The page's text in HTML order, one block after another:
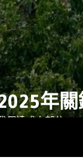
年
們達成大部分